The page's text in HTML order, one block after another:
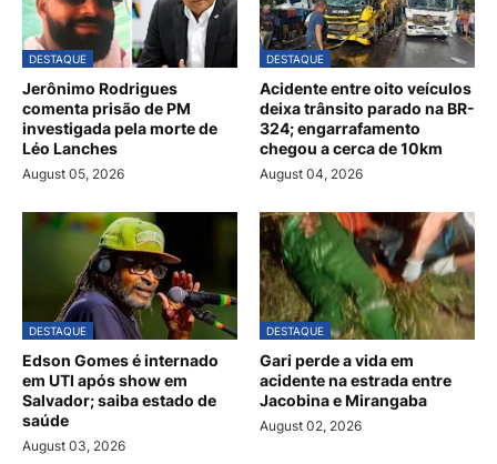
DESTAQUE
Jerônimo Rodrigues
comenta prisão de PM
investigada pela morte de
Léo Lanches
August 05, 2026
DESTAQUE
Acidente entre oito veículos
deixa trânsito parado na BR-
324; engarrafamento
chegou a cerca de 10km
August 04, 2026
DESTAQUE
Edson Gomes é internado
em UTI após show em
Salvador; saiba estado de
saúde
August 03, 2026
DESTAQUE
Gari perde a vida em
acidente na estrada entre
Jacobina e Mirangaba
August 02, 2026